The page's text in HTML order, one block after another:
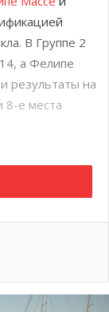
В Группе 2
а Фелипе
результаты на
8-е места
со
вынужден
смещён на